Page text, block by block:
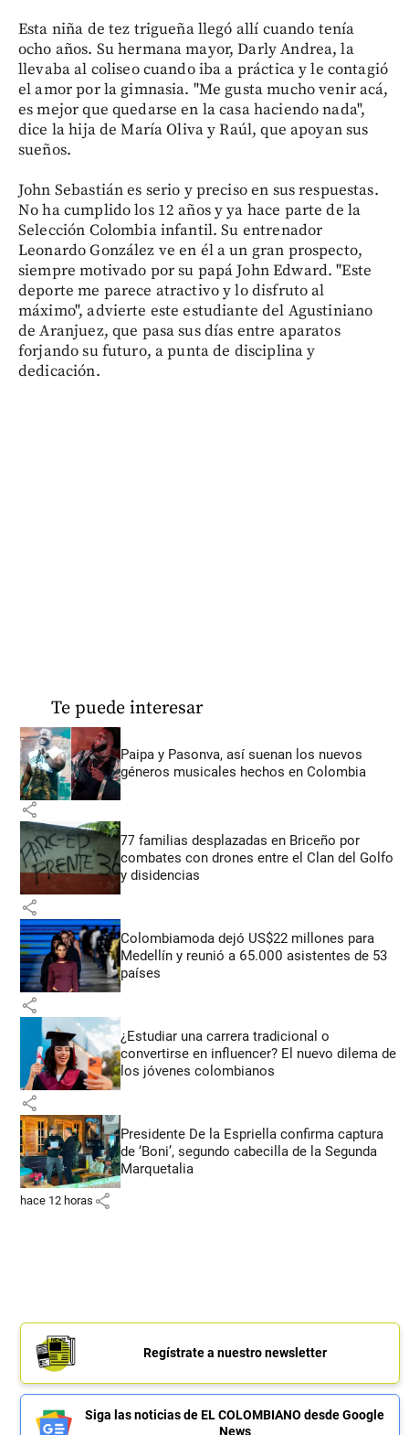
Esta niña de tez trigueña llegó allí cuando tenía
ocho años. Su hermana mayor, Darly Andrea, la
llevaba al coliseo cuando iba a práctica y le contagió
el amor por la gimnasia. "Me gusta mucho venir acá,
es mejor que quedarse en la casa haciendo nada",
dice la hija de María Oliva y Raúl, que apoyan sus
sueños.
John Sebastián es serio y preciso en sus respuestas.
No ha cumplido los 12 años y ya hace parte de la
Selección Colombia infantil. Su entrenador
Leonardo González ve en él a un gran prospecto,
siempre motivado por su papá John Edward. "Este
deporte me parece atractivo y lo disfruto al
máximo", advierte este estudiante del Agustiniano
de Aranjuez, que pasa sus días entre aparatos
forjando su futuro, a punta de disciplina y
dedicación.
Te puede interesar
Paipa y Pasonva, así suenan los nuevos
géneros musicales hechos en Colombia
share
77 familias desplazadas en Briceño por
combates con drones entre el Clan del Golfo
y disidencias
share
Colombiamoda dejó US$22 millones para
Medellín y reunió a 65.000 asistentes de 53
países
share
¿Estudiar una carrera tradicional o
convertirse en influencer? El nuevo dilema de
los jóvenes colombianos
share
Presidente De la Espriella confirma captura
de ‘Boni’, segundo cabecilla de la Segunda
Marquetalia
hace 12 horas share
Regístrate a nuestro newsletter
Siga las noticias de EL COLOMBIANO desde Google
News